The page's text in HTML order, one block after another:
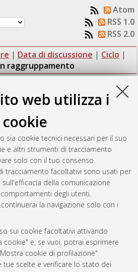
web utilizza i
cookie
sia cookie tecnici necessari per il suo
e altri strumenti di tracciamento
solo con il tuo consenso.
tracciamento facoltativi sono usati per
della comunicazione
degli utenti.
la navigazione solo con i
sui cookie facoltativi attivando
cookie" e, se vuoi, potrai esprimere
cookie di profilazione".
tue scelte e verificare lo stato dei
Atom
RSS 1.0
RSS 2.0
| Data di discussione | Ciclo |
raggruppamento
(2025) Identification of
to improve safety and
food system
di Bologna. Dottorato di
, 37 Ciclo.
generata il Thu Aug 6 20:46:59 2026